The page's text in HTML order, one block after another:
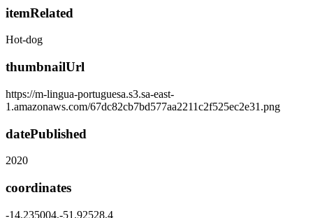
itemRelated
Hot-dog
thumbnailUrl
https://m-lingua-portuguesa.s3.sa-east-
1.amazonaws.com/67dc82cb7bd577aa2211c2f525ec2e31.png
datePublished
2020
coordinates
-14.235004,-51.92528,4